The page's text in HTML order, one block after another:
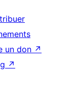
un don ↗
↗